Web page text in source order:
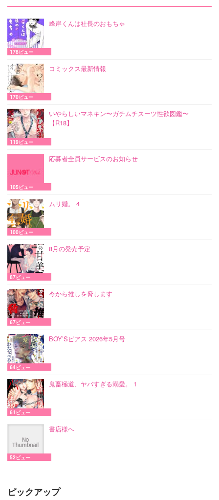
峰岸くんは社長のおもちゃ
178ビュー
コミックス最新情報
170ビュー
いやらしいマネキン〜ガチムチスーツ性欲図鑑〜
【R18】
119ビュー
応募者全員サービスのお知らせ
105ビュー
ムリ婚。 4
100ビュー
8月の発売予定
87ビュー
今から推しを脅します
67ビュー
BOY’Sピアス 2026年5月号
64ビュー
鬼畜極道、ヤバすぎる溺愛。 1
61ビュー
書店様へ
52ビュー
ピックアップ